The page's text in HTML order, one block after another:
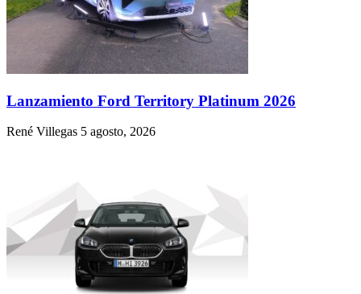
Lanzamiento Ford Territory Platinum 2026
René Villegas 5 agosto, 2026